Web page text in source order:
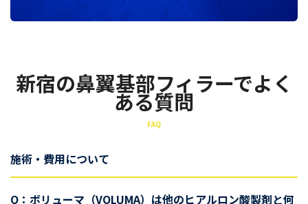
新宿の鼻翼基部フィラーでよく
ある質問
FAQ
施術・費用について
Q：ボリューマ（VOLUMA）は他のヒアルロン酸製剤と何